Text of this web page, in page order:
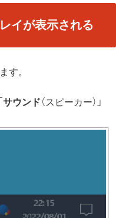
イが表示される
す。
サウンド （スピーカー）」